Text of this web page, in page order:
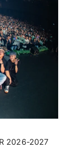
2026-2027